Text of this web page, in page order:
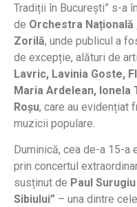
Tradiții în București” s-a
de Orchestra Națională
Zorilă, unde publicul a
de excepție, alături de
Lavric, Lavinia Goste,
Maria Ardelean, Ionela
Roșu, care au evidențiat
muzicii populare.
Duminică, cea de-a 15-
prin concertul
susținut de Paul Surugiu
Sibiului” – una dintre